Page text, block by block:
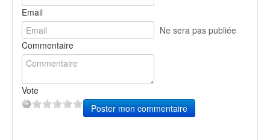
Email
Ne sera pas publiée
Commentaire
Vote
Poster mon commentaire